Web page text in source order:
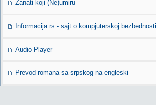
Zanati koji (Ne)umiru
Informacija.rs - sajt o kompjuterskoj bezbednosti
Audio Player
Prevod romana sa srpskog na engleski